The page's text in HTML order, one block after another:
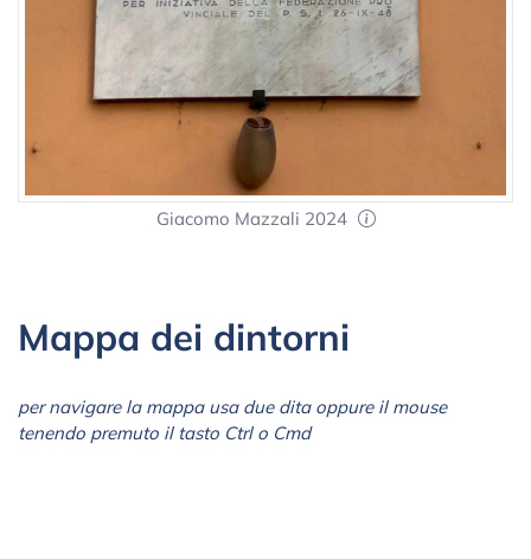
Giacomo Mazzali 2024
Mappa dei dintorni
per navigare la mappa usa due dita oppure il mouse
tenendo premuto il tasto Ctrl o Cmd